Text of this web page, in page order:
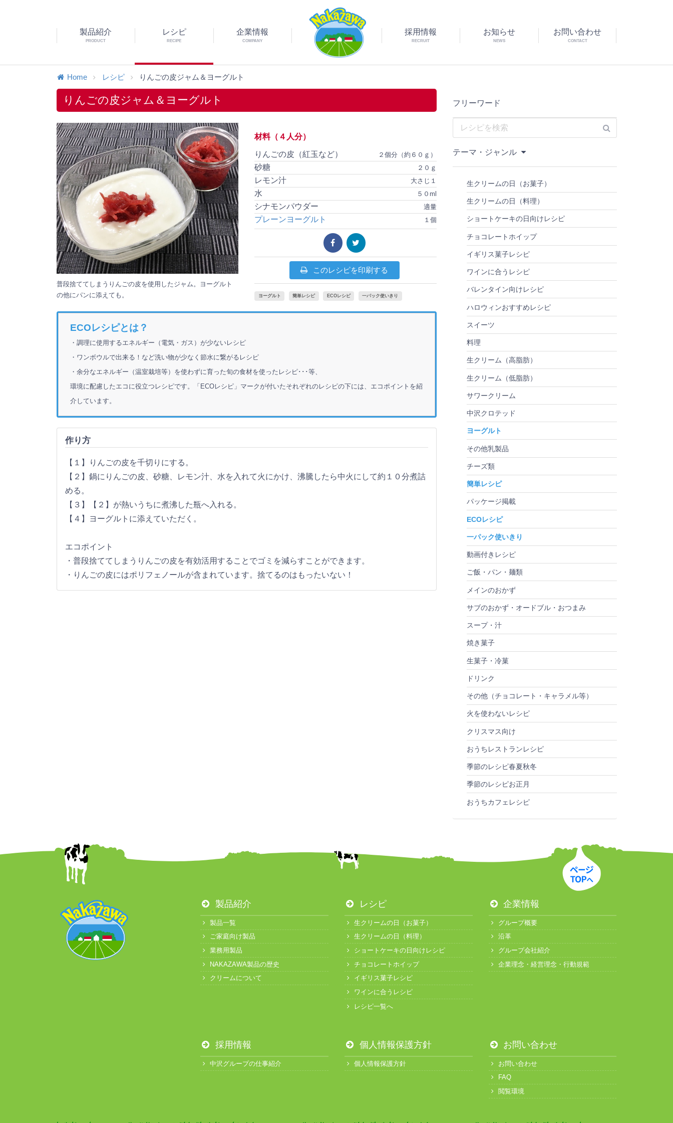
製品紹介
PRODUCT
レシピ
RECIPE
企業情報
COMPANY
採用情報
RECRUIT
お知らせ
NEWS
お問い合わせ
CONTACT
Home レシピ りんごの皮ジャム＆ヨーグルト
りんごの皮ジャム＆ヨーグルト
普段捨ててしまうりんごの皮を使用したジャム。ヨーグルト
の他にパンに添えても。
材料（４人分）
２個分（約６０ｇ）
りんごの皮（紅玉など）
２０ｇ
砂糖
大さじ１
レモン汁
５０ml
水
適量
シナモンパウダー
１個
プレーンヨーグルト
このレシピを印刷する
ヨーグルト 簡単レシピ ECOレシピ 一パック使いきり
ECOレシピとは？
・調理に使用するエネルギー（電気・ガス）が少ないレシピ
・ワンボウルで出来る！など洗い物が少なく節水に繋がるレシピ
・余分なエネルギー（温室栽培等）を使わずに育った旬の食材を使ったレシピ･･･等、
環境に配慮したエコに役立つレシピです。「ECOレシピ」マークが付いたそれぞれのレシピの下には、エコポイントを紹
介しています。
作り方
【１】りんごの皮を千切りにする。
【２】鍋にりんごの皮、砂糖、レモン汁、水を入れて火にかけ、沸騰したら中火にして約１０分煮詰
める。
【３】【２】が熱いうちに煮沸した瓶へ入れる。
【４】ヨーグルトに添えていただく。
エコポイント
・普段捨ててしまうりんごの皮を有効活用することでゴミを減らすことができます。
・りんごの皮にはポリフェノールが含まれています。捨てるのはもったいない！
フリーワード
テーマ・ジャンル
生クリームの日（お菓子）
生クリームの日（料理）
ショートケーキの日向けレシピ
チョコレートホイップ
イギリス菓子レシピ
ワインに合うレシピ
バレンタイン向けレシピ
ハロウィンおすすめレシピ
スイーツ
料理
生クリーム（高脂肪）
生クリーム（低脂肪）
サワークリーム
中沢クロテッド
ヨーグルト
その他乳製品
チーズ類
簡単レシピ
パッケージ掲載
ECOレシピ
一パック使いきり
動画付きレシピ
ご飯・パン・麺類
メインのおかず
サブのおかず・オードブル・おつまみ
スープ・汁
焼き菓子
生菓子・冷菓
ドリンク
その他（チョコレート・キャラメル等）
火を使わないレシピ
クリスマス向け
おうちレストランレシピ
季節のレシピ春夏秋冬
季節のレシピお正月
おうちカフェレシピ
製品紹介
製品一覧
ご家庭向け製品
業務用製品
NAKAZAWA製品の歴史
クリームについて
レシピ
生クリームの日（お菓子）
生クリームの日（料理）
ショートケーキの日向けレシピ
チョコレートホイップ
イギリス菓子レシピ
ワインに合うレシピ
レシピ一覧へ
企業情報
グループ概要
沿革
グループ会社紹介
企業理念・経営理念・行動規範
採用情報
中沢グループの仕事紹介
個人情報保護方針
個人情報保護方針
お問い合わせ
お問い合わせ
FAQ
閲覧環境